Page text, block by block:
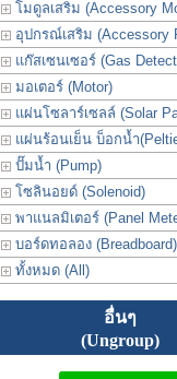
โมดูลเสริม (Accessory
อุปกรณ์เสริม (Accessory
แก๊สเซนเซอร์ (Gas
มอเตอร์ (Motor)
แผ่นโซลาร์เซลล์ (Solar
แผ่นร้อนเย็น บ็อกน้ำ
ปั๊มน้ำ (Pump)
โซลินอยด์ (Solenoid)
พาแนลมิเตอร์ (Panel
บอร์ดทอลอง (Breadboard)
ทั้งหมด (All)
อื่นๆ
(Ungroup)